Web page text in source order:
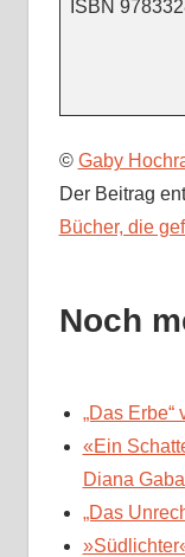
ISBN
© Gaby
Der Beitrag
Bücher, die
Noch
„Das
«Ein
Diana
„Das